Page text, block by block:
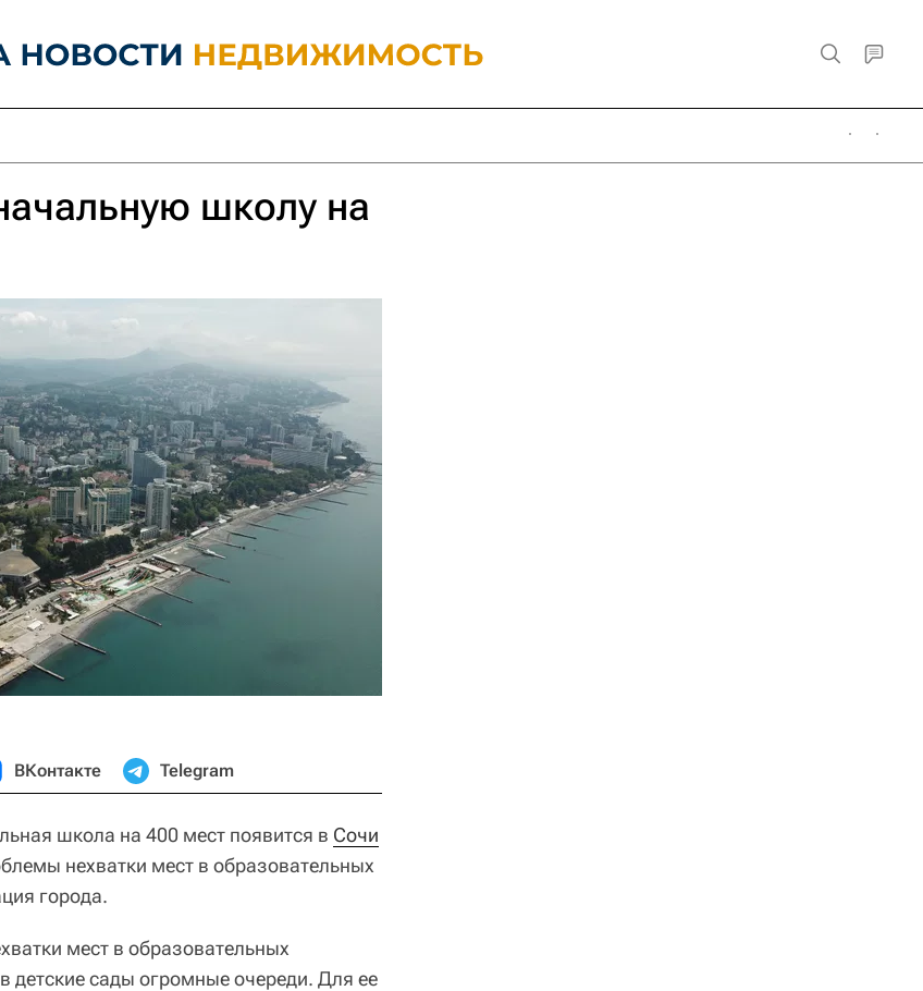
школу на
ВКонтакте Telegram
школа на 400 мест появится в Сочи
нехватки мест в образовательных
города.
мест в образовательных
детские сады огромные очереди. Для ее